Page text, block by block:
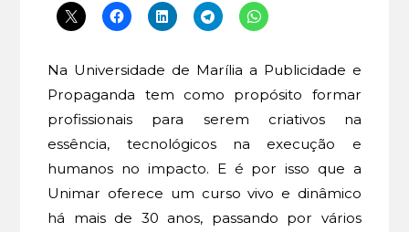
Na Universidade de Marília a Publicidade e
Propaganda tem como propósito formar
profissionais para serem criativos na
essência, tecnológicos na execução e
humanos no impacto. E é por isso que a
Unimar oferece um curso vivo e dinâmico
há mais de 30 anos, passando por vários